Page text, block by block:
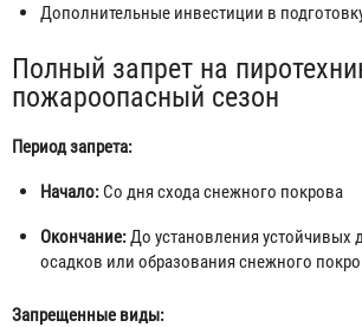
Дополнительные инвестиции в
Полный запрет на
пожароопасный сезон
Период запрета:
Начало: Со дня схода снежного покрова
Окончание: До установления устойчивых
осадков или образования снежного
Запрещенные виды: